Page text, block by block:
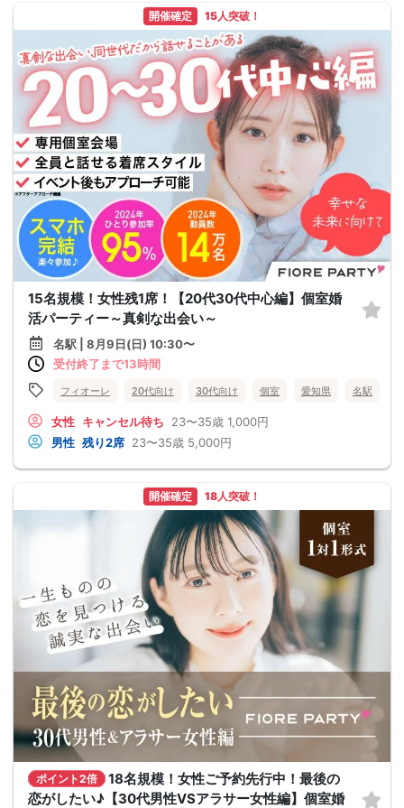
開催確定 15人突破！
15名規模！女性残1席！【20代30代中心編】個室婚
活パーティー～真剣な出会い～
名駅 | 8月9日(日) 10:30〜
受付終了まで13時間
フィオーレ 20代向け 30代向け 個室 愛知県 名駅
女性 キャンセル待ち 23〜35歳 1,000円
男性 残り2席 23〜35歳 5,000円
開催確定 18人突破！
ポイント2倍
18名規模！女性ご予約先行中！最後の
恋がしたい♪【30代男性VSアラサー女性編】個室婚